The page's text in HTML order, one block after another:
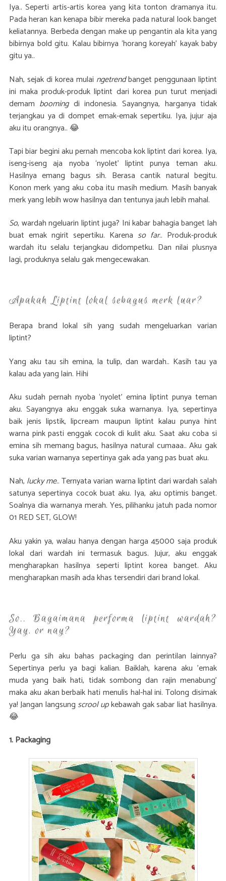
Iya.. Seperti artis-artis korea yang kita tonton dramanya itu.
Pada heran kan kenapa bibir mereka pada natural look banget
keliatannya. Berbeda dengan make up pengantin ala kita yang
bibirnya bold gitu. Kalau bibirnya ‘horang koreyah’ kayak baby
gitu ya..
Nah, sejak di korea mulai ngetrendbanget penggunaan liptint
ini maka produk-produk liptint dari korea pun turut menjadi
demam boomingdi indonesia. Sayangnya, harganya tidak
terjangkau ya di dompet emak-emak sepertiku. Iya, jujur aja
aku itu orangnya.. 😂
Tapi biar begini aku pernah mencoba kok liptint dari korea. Iya,
iseng-iseng aja nyoba ‘nyolet’ liptint punya teman aku.
Hasilnya emang bagus sih. Berasa cantik natural begitu.
Konon merk yang aku coba itu masih medium. Masih banyak
merk yang lebih wow hasilnya dan tentunya jauh lebih mahal.
So, wardah ngeluarin liptint juga? Ini kabar bahagia banget lah
buat emak ngirit sepertiku. Karena so far.. Produk-produk
wardah itu selalu terjangkau didompetku. Dan nilai plusnya
lagi, produknya selalu gak mengecewakan.
Apakah Liptint lokal sebagus merk luar?
Berapa brand lokal sih yang sudah mengeluarkan varian
liptint?
Yang aku tau sih emina, la tulip, dan wardah.. Kasih tau ya
kalau ada yang lain. Hihi
Aku sudah pernah nyoba ‘nyolet’ emina liptint punya teman
aku. Sayangnya aku enggak suka warnanya. Iya, sepertinya
baik jenis lipstik, lipcream maupun liptint kalau punya hint
warna pink pasti enggak cocok di kulit aku. Saat aku coba si
emina sih memang bagus, hasilnya natural cumaaa.. Aku gak
suka varian warnanya sepertinya gak ada yang pas buat aku.
Nah, lucky me.. Ternyata varian warna liptint dari wardah salah
satunya sepertinya cocok buat aku. Iya, aku optimis banget.
Soalnya dia warnanya merah. Yes, pilihanku jatuh pada nomor
01 RED SET, GLOW!
Aku yakin ya, walau hanya dengan harga 45000 saja produk
lokal dari wardah ini termasuk bagus. Jujur, aku enggak
mengharapkan hasilnya seperti liptint korea banget. Aku
mengharapkan masih ada khas tersendiri dari brand lokal.
So.. Bagaimana performa liptint wardah?
Yay, or nay?
Perlu ga sih aku bahas packaging dan perintilan lainnya?
Sepertinya perlu ya bagi kalian. Baiklah, karena aku ’emak
muda yang baik hati, tidak sombong dan rajin menabung’
maka aku akan berbaik hati menulis hal-hal ini. Tolong disimak
ya! Jangan langsung scrool upkebawah gak sabar liat hasilnya.
😂
1. Packaging